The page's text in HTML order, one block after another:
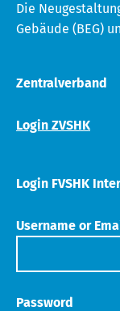
Die
Gebäude (BEG)
Zentralverband
Login ZVSHK
Login FVSHK
Username or
Password